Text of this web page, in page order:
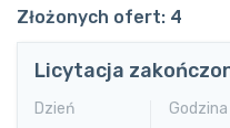
Złożonych ofert: 4
Licytacja
Dzień
Godzina